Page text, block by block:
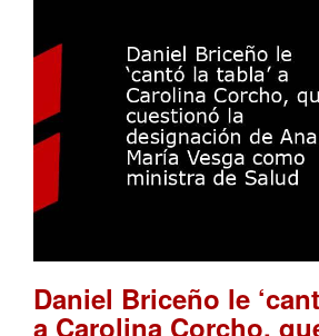
Daniel Briceño le
a Carolina Corcho,